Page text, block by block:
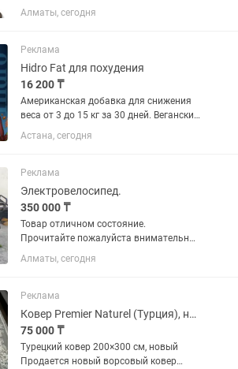
Louis Vuitton с монограммой станет
идеальным аксессуаром для дома, где
ювелирные изделия и многое...
Алматы, сегодня
Реклама
Hidro Fat для похудения
16 200 ₸
Американская добавка для снижения
веса от 3 до 15 кг за 30 дней. Веганский
продукт, без ГМО, содержит
растительные ингредиенты. Что
Помогает расщеплять жир Снижает...
Астана, сегодня
Реклама
Электровелосипед.
350 000 ₸
Товар отличном состояние.
Прочитайте пожалуйста внимательно.
Два аккумулятора, мягкое заднее
сидение. Металлическая решётка для
госномером, техпаспортом и
страховкой на...
Алматы, сегодня
Реклама
Ковер Premier Naturel (Турция), новый
75 000 ₸
Турецкий ковер 200×300 см, новый
Продается новый ворсовый ковер